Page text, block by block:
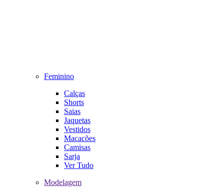
Feminino
Calças
Shorts
Saias
Jaquetas
Vestidos
Macacões
Camisas
Sarja
Ver Tudo
Modelagem